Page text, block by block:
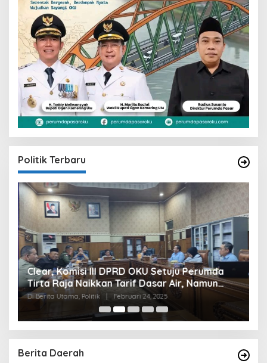
Politik Terbaru
Clear, Komisi III DPRD OKU Setuju Perumda
Tirta Raja Naikkan Tarif Dasar Air, Namun
Bersyarat
Di Berita Utama, Politik | Februari 24, 2025
Berita Daerah